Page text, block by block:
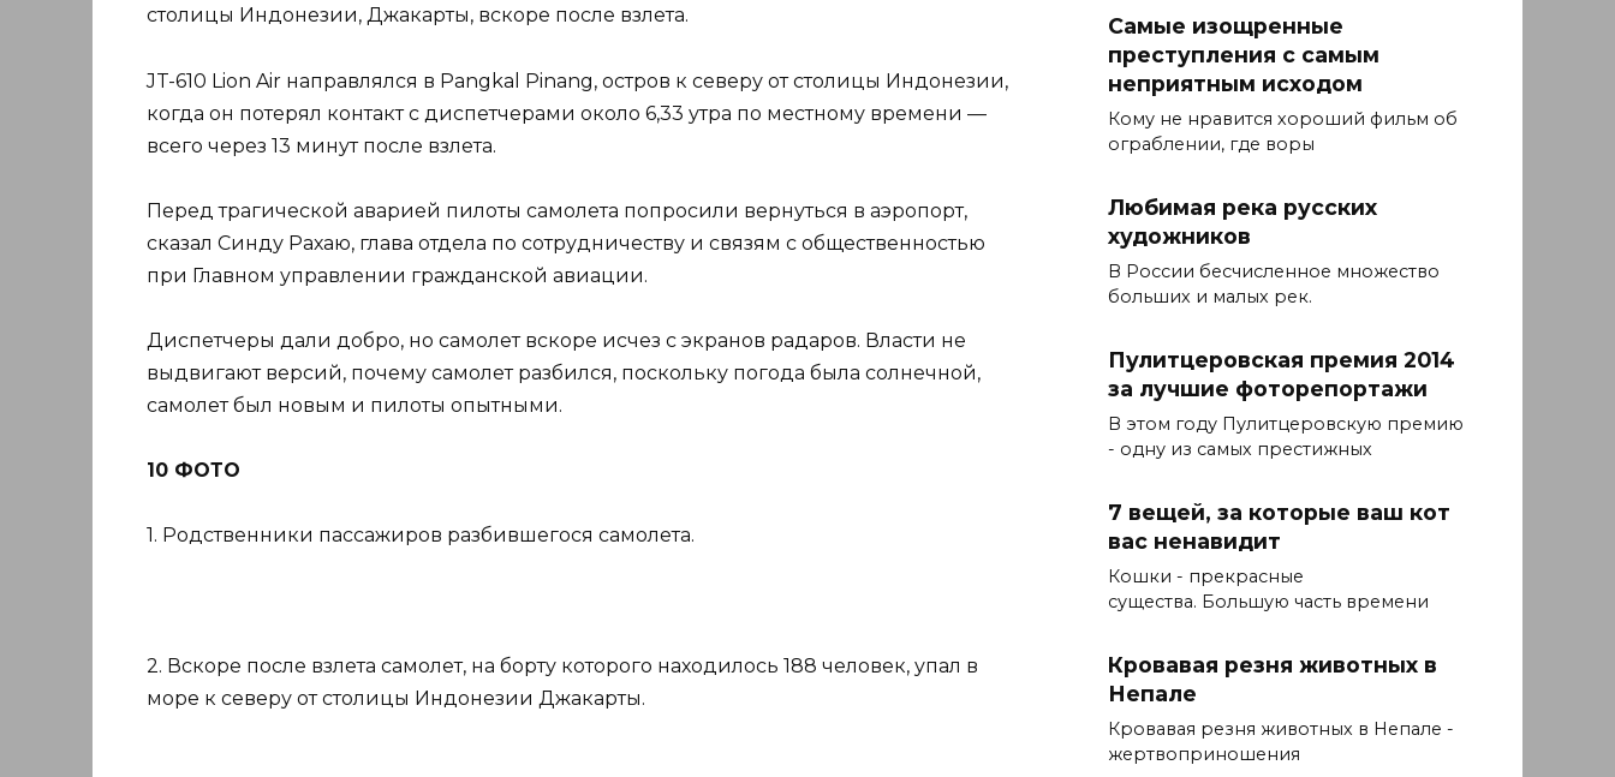
столицы Индонезии, Джакарты, вскоре после взлета.
JT-610 Lion Air направлялся в Pangkal Pinang, остров к северу от столицы Индонезии,
когда он потерял контакт с диспетчерами около 6,33 утра по местному времени —
всего через 13 минут после взлета.
Перед трагической аварией пилоты самолета попросили вернуться в аэропорт,
сказал Синду Рахаю, глава отдела по сотрудничеству и связям с общественностью
при Главном управлении гражданской авиации.
Диспетчеры дали добро, но самолет вскоре исчез с экранов радаров. Власти не
выдвигают версий, почему самолет разбился, поскольку погода была солнечной,
самолет был новым и пилоты опытными.
10 ФОТО
1. Родственники пассажиров разбившегося самолета.
2. Вскоре после взлета самолет, на борту которого находилось 188 человек, упал в
море к северу от столицы Индонезии Джакарты.
Самые изощренные
преступления с самым
неприятным исходом
Кому не нравится хороший фильм об
ограблении, где воры
Любимая река русских
художников
В России бесчисленное множество
больших и малых рек.
Пулитцеровская премия 2014
за лучшие фоторепортажи
В этом году Пулитцеровскую премию
- одну из самых престижных
7 вещей, за которые ваш кот
вас ненавидит
Кошки - прекрасные
существа. Большую часть времени
Кровавая резня животных в
Непале
Кровавая резня животных в Непале -
жертвоприношения